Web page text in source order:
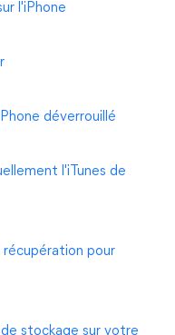
l'iPhone
déverrouillé
l'iTunes de
pour
stockage sur votre